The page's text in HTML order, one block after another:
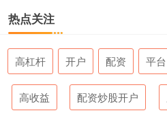
热点关注
高杠杆 开户 配资 平台
高收益 配资炒股开户